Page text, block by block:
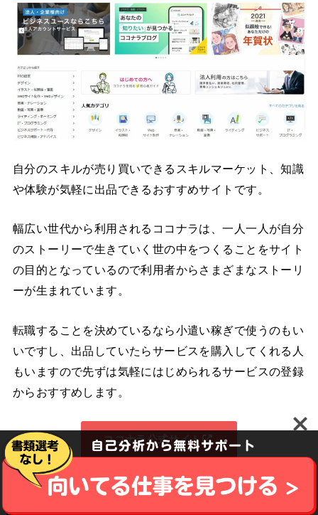
自分のスキルが売り買いできるスキルマーケット、知識
や体験が気軽に出品できるおすすめサイトです。
幅広い世代から利用されるココナラは、一人一人が自分
のストーリーで生きていく世の中をつくることをサイト
の目的となっているので利用者からさまざまなストーリ
ーが生まれています。
転職することを決めているなら小遣い稼ぎで使うのもい
いですし、出品していたらサービスを購入してくれる人
もいますので先ずは気軽にはじめられるサービスの登録
からおすすめします。
ココナラ公式サイト